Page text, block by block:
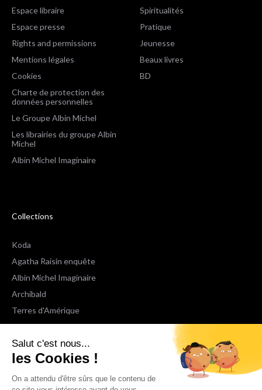
Salut c'est nous...
les Cookies !
On a attendu d'être sûrs que le contenu de
Espace libraire
Espace presse
Rights and permissions
Mentions légales
Cookies
Charte de protection des
données personnelles
Le Groupe Albin Michel
Les librairies du groupe Albin
Michel
Albin Michel Imaginaire
Spiritualités
Pratique
Jeunesse
Beaux livres
BD
Collections
Koda
Agatha Raisin enquête
Albin Michel Imaginaire
Archibald
Terres d'Amérique
Espaces Libres Poche
NOX
Wiz
Voir toutes les collections